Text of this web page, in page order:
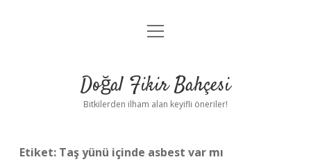
Anasayfa
Yasal Uyarı
menüyü
Doğal Fikir Bahçesi
Bitkilerden ilham alan keyifli öneriler!
Etiket: Taş yünü içinde asbest var mı